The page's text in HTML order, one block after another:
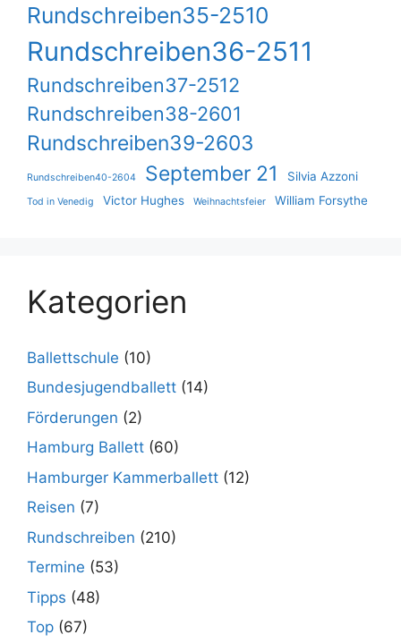
Rundschreiben35-2510
Rundschreiben36-2511
Rundschreiben37-2512
Rundschreiben38-2601
Rundschreiben39-2603
Rundschreiben40-2604 September 21 Silvia Azzoni
Tod in Venedig Victor Hughes Weihnachtsfeier William Forsythe
Kategorien
Ballettschule (10)
Bundesjugendballett (14)
Förderungen (2)
Hamburg Ballett (60)
Hamburger Kammerballett (12)
Reisen (7)
Rundschreiben (210)
Termine (53)
Tipps (48)
Top (67)